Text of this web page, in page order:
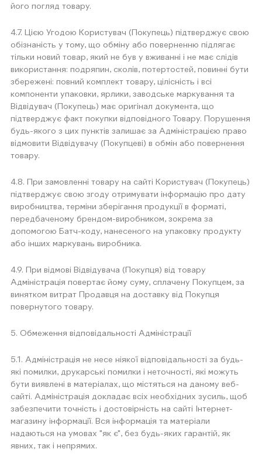
його погляд товару.
4.7. Цією Угодою Користувач (Покупець) підтверджує свою
обізнаність у тому, що обміну або поверненню підлягає
тільки новий товар, який не був у вживанні і не має слідів
використання: подряпин, сколів, потертостей, повинні бути
збережені: повний комплект товару, цілісність і всі
компоненти упаковки, ярлики, заводське маркування та
Відвідувач (Покупець) має оригінал документа, що
підтверджує факт покупки відповідного Товару. Порушення
будь-якого з цих пунктів залишає за Адміністрацією право
відмовити Відвідувачу (Покупцеві) в обмін або повернення
товару.
4.8. При замовленні товару на сайті Користувач (Покупець)
підтверджує свою згоду отримувати інформацію про дату
виробництва, терміни зберігання продукції в форматі,
передбаченому брендом-виробником, зокрема за
допомогою Батч-коду, нанесеного на упаковку продукту
або інших маркувань виробника.
4.9. При відмові Відвідувача (Покупця) від товару
Адміністрація повертає йому суму, сплачену Покупцем, за
винятком витрат Продавця на доставку від Покупця
повернутого товару.
5. Обмеження відповідальності Адміністрації
5.1. Адміністрація не несе ніякої відповідальності за будь-
які помилки, друкарські помилки і неточності, які можуть
бути виявлені в матеріалах, що містяться на даному веб-
сайті. Адміністрація докладає всіх необхідних зусиль, щоб
забезпечити точність і достовірність на сайті Інтернет-
магазину інформації. Вся інформація та матеріали
надаються на умовах "як є", без будь-яких гарантій, як
явних, так і непрямих.